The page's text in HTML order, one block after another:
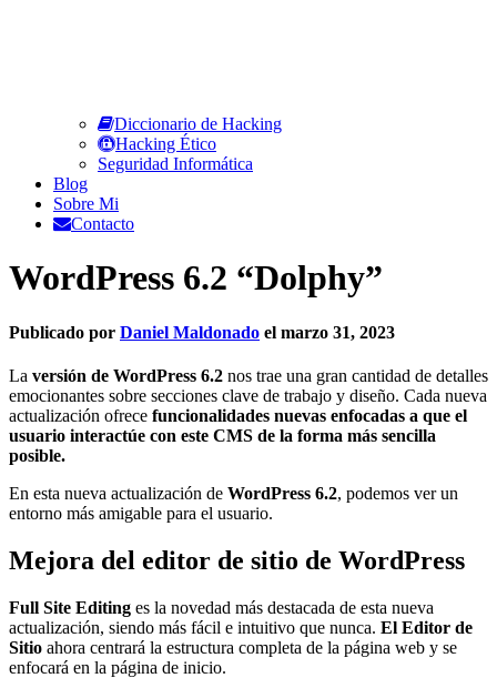
Diccionario de Hacking
Hacking Ético
Seguridad Informática
Blog
Sobre Mi
Contacto
WordPress 6.2 “Dolphy”
Publicado por Daniel Maldonado el marzo 31, 2023
La versión de WordPress 6.2 nos trae una gran cantidad de detalles
emocionantes sobre secciones clave de trabajo y diseño. Cada nueva
actualización ofrece funcionalidades nuevas enfocadas a que el
usuario interactúe con este CMS de la forma más sencilla
posible.
En esta nueva actualización de WordPress 6.2, podemos ver un
entorno más amigable para el usuario.
Mejora del editor de sitio de WordPress
Full Site Editing es la novedad más destacada de esta nueva
actualización, siendo más fácil e intuitivo que nunca. El Editor de
Sitio ahora centrará la estructura completa de la página web y se
enfocará en la página de inicio.